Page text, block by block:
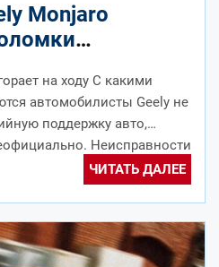
Monjaro
на ходу С какими
автомобилисты Geely не
поддержку авто,
Неисправности
ЧИТАТЬ ДАЛЕЕ